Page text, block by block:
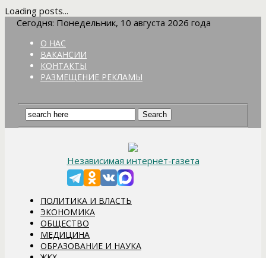
Loading posts...
Сегодня: Понедельник, 10 августа 2026 года
О НАС
ВАКАНСИИ
КОНТАКТЫ
РАЗМЕЩЕНИЕ РЕКЛАМЫ
Независимая интернет-газета
ПОЛИТИКА И ВЛАСТЬ
ЭКОНОМИКА
ОБЩЕСТВО
МЕДИЦИНА
ОБРАЗОВАНИЕ И НАУКА